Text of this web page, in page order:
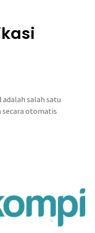
adalah salah satu
secara otomatis